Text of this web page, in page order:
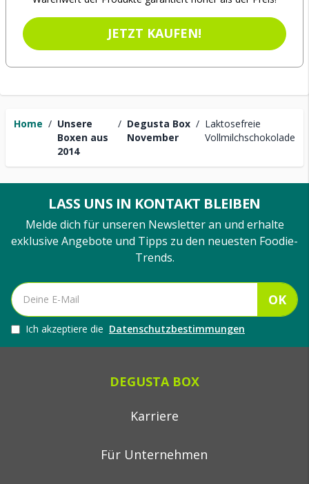
Home / Unsere
Boxen aus
2014
/ Degusta Box
November
/ Laktosefreie
Vollmilchschokolade
JETZT KAUFEN!
LASS UNS IN KONTAKT BLEIBEN
Melde dich für unseren Newsletter an und erhalte
exklusive Angebote und Tipps zu den neuesten Foodie-
Trends.
OK
Ich akzeptiere die Datenschutzbestimmungen
DEGUSTA BOX
Karriere
Für Unternehmen